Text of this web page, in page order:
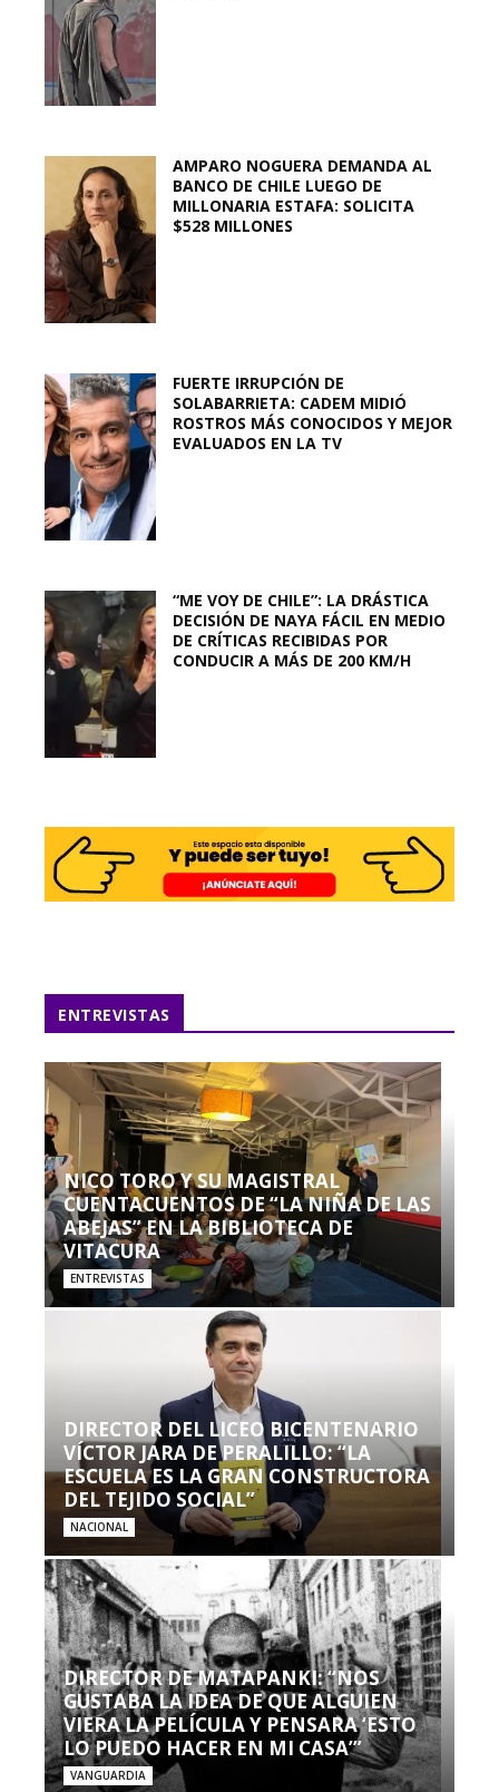
AMPARO NOGUERA DEMANDA AL
BANCO DE CHILE LUEGO DE
MILLONARIA ESTAFA: SOLICITA
$528 MILLONES
FUERTE IRRUPCIÓN DE
SOLABARRIETA: CADEM MIDIÓ
ROSTROS MÁS CONOCIDOS Y MEJOR
EVALUADOS EN LA TV
“ME VOY DE CHILE”: LA DRÁSTICA
DECISIÓN DE NAYA FÁCIL EN MEDIO
DE CRÍTICAS RECIBIDAS POR
CONDUCIR A MÁS DE 200 KM/H
ENTREVISTAS
NICO TORO Y SU MAGISTRAL
CUENTACUENTOS DE “LA NIÑA DE LAS
ABEJAS” EN LA BIBLIOTECA DE
VITACURA
ENTREVISTAS
DIRECTOR DEL LICEO BICENTENARIO
VÍCTOR JARA DE PERALILLO: “LA
ESCUELA ES LA GRAN CONSTRUCTORA
DEL TEJIDO SOCIAL”
NACIONAL
DIRECTOR DE MATAPANKI: “NOS
GUSTABA LA IDEA DE QUE ALGUIEN
VIERA LA PELÍCULA Y PENSARA ‘ESTO
LO PUEDO HACER EN MI CASA’”
VANGUARDIA